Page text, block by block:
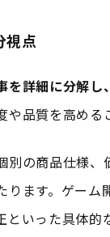
視点
を詳細に分解し
や品質を高める
別の商品仕様
ります。ゲー
といった具体的